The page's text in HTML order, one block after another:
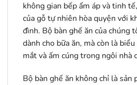
không gian bếp ấm áp và tinh
của gỗ tự nhiên hòa quyện với
đình. Bộ bàn ghế ăn của chúng
dành cho bữa ăn, mà còn là
mắt và ấm cúng trong ngôi nhà
Bộ bàn ghế ăn không chỉ là sản